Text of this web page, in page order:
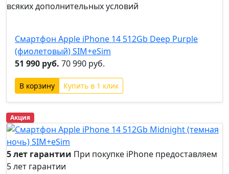
всяких дополнительных условий
Смартфон Apple iPhone 14 512Gb Deep Purple
(фиолетовый) SIM+eSim
51 990 руб. 70 990 руб.
Купить в 1 клик
Акция
5 лет гарантии При покупке iPhone предоставляем
5 лет гарантии